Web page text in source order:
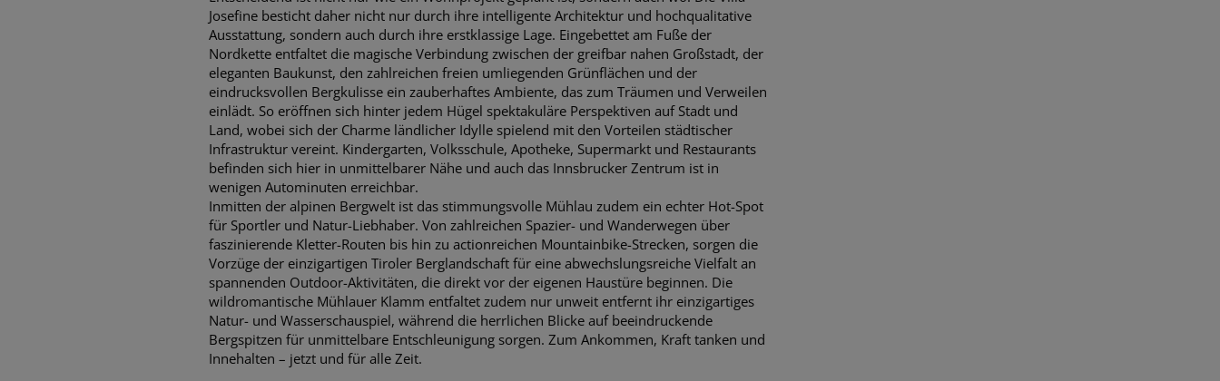
Josefine besticht daher nicht nur durch ihre intelligente Architektur und hochqualitative
Ausstattung, sondern auch durch ihre erstklassige Lage. Eingebettet am Fuße der
Nordkette entfaltet die magische Verbindung zwischen der greifbar nahen Großstadt, der
eleganten Baukunst, den zahlreichen freien umliegenden Grünflächen und der
eindrucksvollen Bergkulisse ein zauberhaftes Ambiente, das zum Träumen und Verweilen
einlädt. So eröffnen sich hinter jedem Hügel spektakuläre Perspektiven auf Stadt und
Land, wobei sich der Charme ländlicher Idylle spielend mit den Vorteilen städtischer
Infrastruktur vereint. Kindergarten, Volksschule, Apotheke, Supermarkt und Restaurants
befinden sich hier in unmittelbarer Nähe und auch das Innsbrucker Zentrum ist in
wenigen Autominuten erreichbar.
Inmitten der alpinen Bergwelt ist das stimmungsvolle Mühlau zudem ein echter Hot-Spot
für Sportler und Natur-Liebhaber. Von zahlreichen Spazier- und Wanderwegen über
faszinierende Kletter-Routen bis hin zu actionreichen Mountainbike-Strecken, sorgen die
Vorzüge der einzigartigen Tiroler Berglandschaft für eine abwechslungsreiche Vielfalt an
spannenden Outdoor-Aktivitäten, die direkt vor der eigenen Haustüre beginnen. Die
wildromantische Mühlauer Klamm entfaltet zudem nur unweit entfernt ihr einzigartiges
Natur- und Wasserschauspiel, während die herrlichen Blicke auf beeindruckende
Bergspitzen für unmittelbare Entschleunigung sorgen. Zum Ankommen, Kraft tanken und
Innehalten – jetzt und für alle Zeit.